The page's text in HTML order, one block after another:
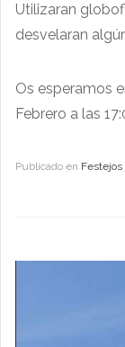
Utilizaran
desvelaran
Os esperamos
Febrero a las
Publicado en Festejos